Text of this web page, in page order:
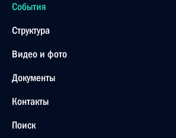
События
Структура
Видео и фото
Документы
Контакты
Поиск